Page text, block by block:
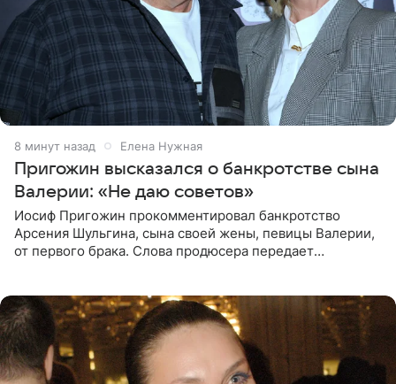
8 минут назад Елена Нужная
Пригожин высказался о банкротстве сына
Валерии: «Не даю советов»
Иосиф Пригожин прокомментировал банкротство
Арсения Шульгина, сына своей жены, певицы Валерии,
от первого брака. Слова продюсера передает